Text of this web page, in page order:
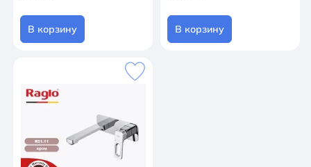
В корзину В корзину